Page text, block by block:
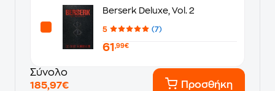
Berserk Deluxe, Vol. 2
5 (7)
61 ,99€
Σύνολο
185,97€
Προσθήκη